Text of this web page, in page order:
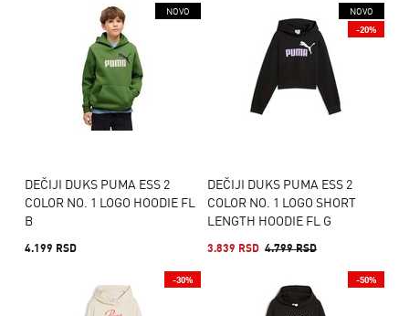
DEČIJI DUKS PUMA ESS 2
COLOR NO. 1 LOGO HOODIE FL
B
4.199 RSD
NOVO
DEČIJI DUKS PUMA ESS 2
COLOR NO. 1 LOGO SHORT
LENGTH HOODIE FL G
3.839 RSD 4.799 RSD
NOVO
-20%
-30% -50%